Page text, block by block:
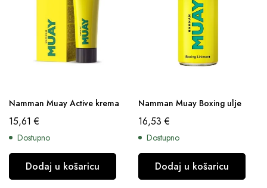
Namman Muay Active krema
15,61€
Dostupno
Dodaj u košaricu
Namman Muay Boxing ulje
16,53€
Dostupno
Dodaj u košaricu